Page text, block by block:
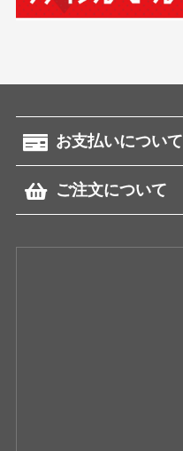
お支払いについて
ご注文について